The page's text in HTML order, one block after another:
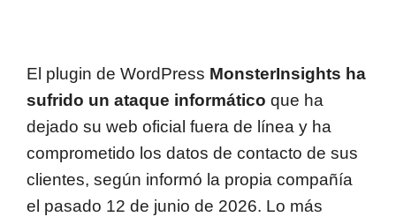
El plugin de WordPress MonsterInsights ha
sufrido un ataque informático que ha
dejado su web oficial fuera de línea y ha
comprometido los datos de contacto de sus
clientes, según informó la propia compañía
el pasado 12 de junio de 2026. Lo más